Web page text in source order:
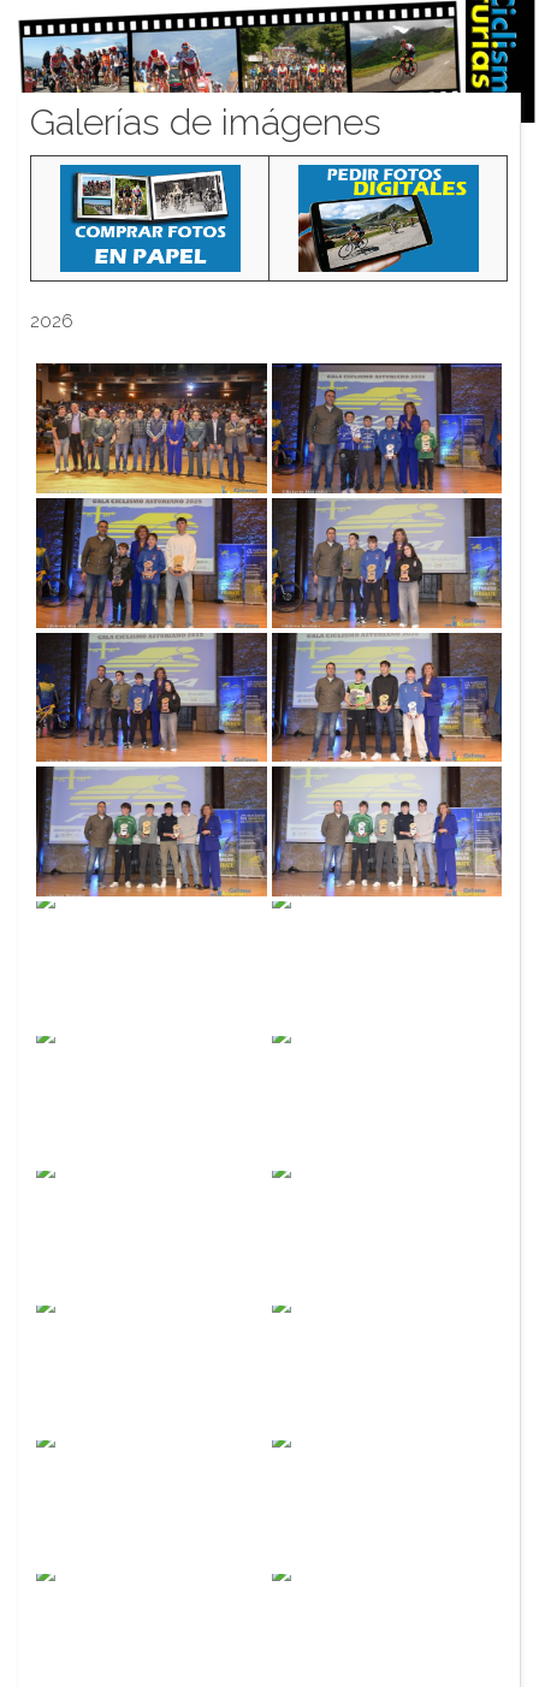
Galerías de imágenes
2026